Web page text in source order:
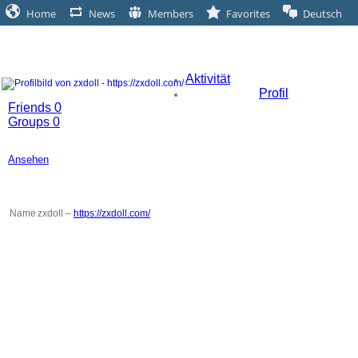
Active vor 2 Jahre, 5 Monate
Aktivität
Profil
Friends 0
Groups 0
Ansehen
Name zxdoll – https://zxdoll.com/
Home News Members Favorites Deutsch